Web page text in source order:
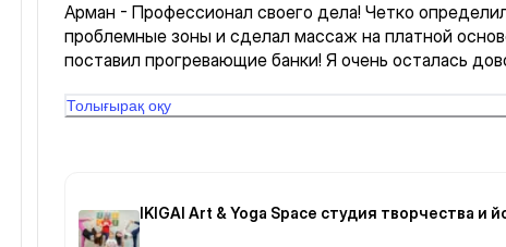
Арман - Профессионал своего дела! Четко
проблемные зоны и сделал массаж на платной
поставил прогревающие банки! Я очень осталась
Толығырақ оқу
IKIGAI Art & Yoga Space студия творчества и